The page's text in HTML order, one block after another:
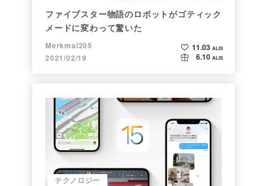
ファイブスター物語のロボットがゴティック
メードに変わって驚いた
Merkmal205
2021/02/19
11.03 ALIS
6.10 ALIS
テクノロジー